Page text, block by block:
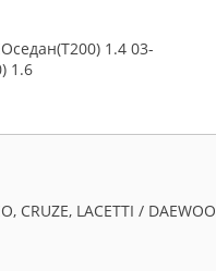
1.4 03-
1.6
CRUZE, LACETTI / DAEWOO